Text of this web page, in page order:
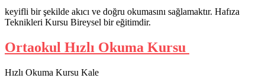
keyifli bir şekilde akıcı ve doğru okumasını sağlamaktır. Hafıza
Teknikleri Kursu Bireysel bir eğitimdir.
Ortaokul Hızlı Okuma Kursu
Hızlı Okuma Kursu Kale